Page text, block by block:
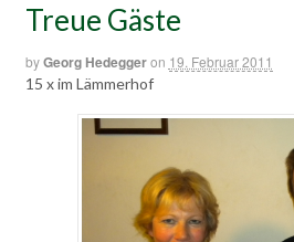
Treue Gäste
byGeorg Hedeggeron 19. Februar 2011
15 x im Lämmerhof